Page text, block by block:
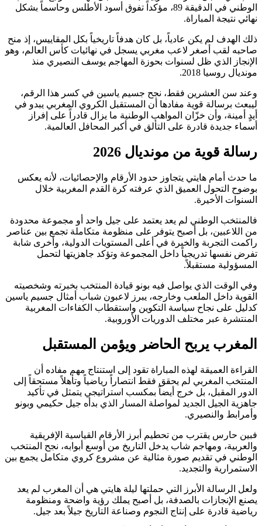
الوطني في الدقيقة 89، مؤكداً تفوق أسود الأطلس وحاسماً بشكل
نهائي نتيجة المباراة.
ذلك الهدف لم يكن عادياً، بل كان هدفاً تاريخياً بكل المقاييس، إذ منح
صاحبه لقب أصغر لاعب مغربي يسجل في نهائيات كأس العالم، وهو
الإنجاز الذي ظل لسنوات بحوزة المهاجم يوسف النصيري منذ
مونديال روسيا 2018.
وعند سن العشرين فقط، نجح جسيم ياسين في كسر هذا الرقم،
ليبعث برسالة قوية مفادها أن المستقبل الكروي المغربي يبدو في
أيدٍ أمينة، وأن خزّان المواهب الوطنية ما يزال قادراً على إفراز
أسماء جديدة قادرة على التألق في أكبر المحافل العالمية.
رسالة قوية من مونديال 2026
ما حدث أمام هايتي يتجاوز حدود الأرقام والإحصائيات، لأنه يعكس
بوضوح التحول العميق الذي عرفته كرة القدم المغربية خلال
السنوات الأخيرة.
فالمنتخب الوطني لم يعد يعتمد على جيل واحد أو مجموعة محدودة
من اللاعبين، بل أصبح يتوفر على منظومة متكاملة تجمع بين عناصر
راكمت التجربة والخبرة في أعلى المستويات الدولية، وأخرى شابة
تفرض نفسها تدريجياً داخل المجموعة وتؤكد جاهزيتها لتحمل
المسؤولية مستقبلاً.
وفي الوقت الذي يواصل فيه بونو قيادة المنتخب بخبرته وشخصيته
القوية داخل الملعب وخارجه، يبرز لاعبون شباب أمثال جسيم ياسين
كدليل على نجاح سياسة التكوين واستقطاب الكفاءات المغربية
المنتشرة عبر مختلف الدوريات الأوروبية.
المغرب يربح الحاضر ويؤمن المستقبل
القراءة العميقة لهذه المباراة تقود إلى استنتاج مهم مفاده أن
المنتخب المغربي لم يحقق فقط انتصاراً رياضياً وتأهلاً مستحقاً إلى
الدور المقبل، بل خرج أيضاً بمكسب استراتيجي يتمثل في تأكيد
جاهزية الجيل الجديد لمواصلة المسار الذي بدأه جيل حكيمي وبونو
وأمرابط والنصيري.
فبين حارس يقترب من تحطيم أبرز الأرقام القياسية الإفريقية
والعربية، ومهاجم شاب يدخل التاريخ من أوسع أبوابه، نجح المنتخب
الوطني في تقديم صورة مثالية عن مشروع كروي متكامل يجمع بين
الاستمرارية والتجديد.
ولعل الرسالة الأبرز التي حملتها ليلة هايتي هي أن المغرب لم يعد
يصنع الإنجازات بالصدفة، بل أصبح يملك رؤية واضحة ومنظومة
رياضية قادرة على إنتاج النجوم وصناعة التاريخ جيلاً بعد جيل.